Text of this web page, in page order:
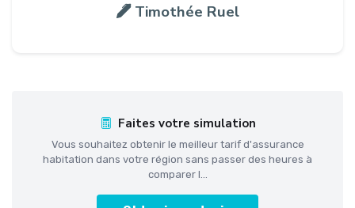
Timothée Ruel
Faites votre simulation
Vous souhaitez obtenir le meilleur tarif d'assurance
habitation dans votre région sans passer des heures à
comparer l...